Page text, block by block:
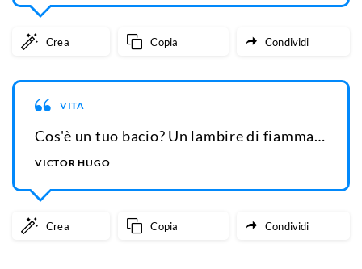
Crea Copia Condividi
VITA
Cos'è un tuo bacio? Un lambire di fiamma…
VICTOR HUGO
Crea Copia Condividi